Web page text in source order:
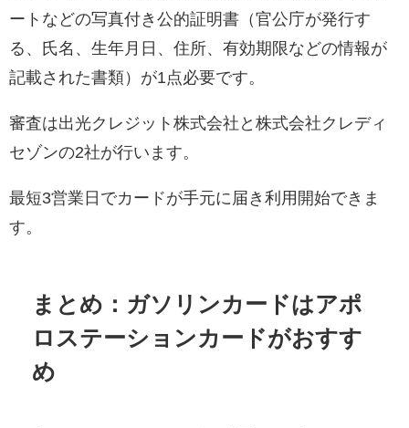
ートなどの写真付き公的証明書（官公庁が発行す
る、氏名、生年月日、住所、有効期限などの情報が
記載された書類）が1点必要です。
審査は出光クレジット株式会社と株式会社クレディ
セゾンの2社が行います。
最短3営業日でカードが手元に届き利用開始できま
す。
まとめ：ガソリンカードはアポ
ロステーションカードがおすす
め